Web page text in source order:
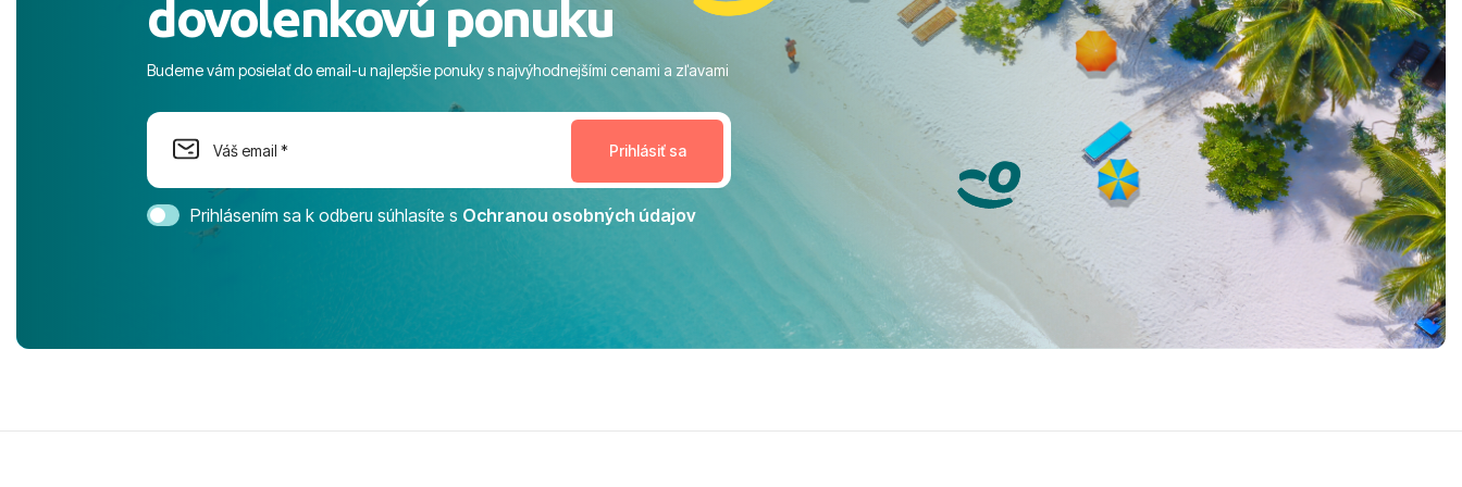
s pozvoľným vstupom do mora a teple
more. ​Program: Skvelé animácie a
na moment nenudil, no zároveň bol
dostatok priestoru na dokonalý relax. ​
Magic Life Jacaranda môžeme s čistým
svedomím odporučiť každému, kto hľadá
bezstarostnú dovolenku na vysokej
úrovni. Všetko bolo zabezpečené na
tešíme, kam s nami vyrazíte nabudúce!
Ďakujeme za skvelé spomienky. ​S
pozdravom a prianím mnohých ďalších
dovolenkovú ponuku
Budeme vám posielať do email-u najlepšie ponuky s najvýhodnejšími cenami a zľavami
Prihlásením sa k odberu súhlasíte s Ochranou osobných údajov